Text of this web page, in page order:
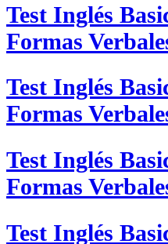
Test Inglés
Formas
Test Inglés
Formas
Test Inglés
Formas
Test Inglés